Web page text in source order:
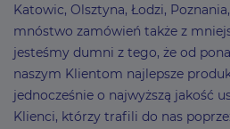
Katowic, Olsztyna, Łodzi,
mnóstwo zamówień także z
jesteśmy dumni z tego, że od
naszym Klientom najlepsze
jednocześnie o najwyższą jakość
Klienci, którzy trafili do nas